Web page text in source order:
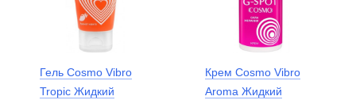
Гель Cosmo Vibro
Tropic Жидкий
Крем Cosmo Vibro
Aroma Жидкий